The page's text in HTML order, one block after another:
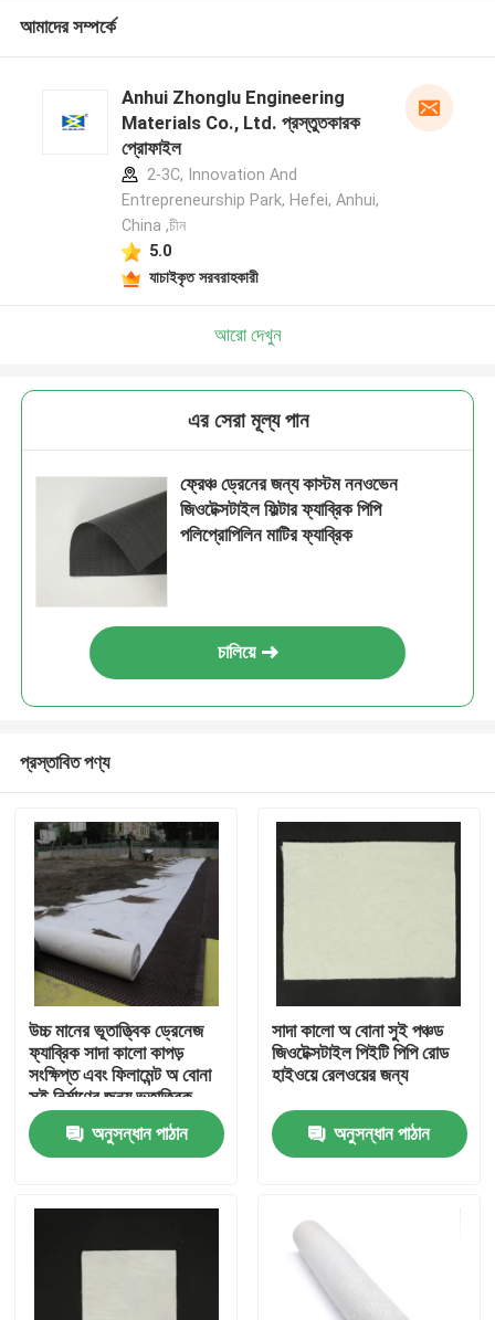
আমাদের সম্পর্কে
Anhui Zhonglu Engineering
Materials Co., Ltd. প্রস্তুতকারক
প্রোফাইল
2-3C, Innovation And
Entrepreneurship Park, Hefei, Anhui,
China ,চীন
5.0
যাচাইকৃত সরবরাহকারী
আরো দেখুন
এর সেরা মূল্য পান
ফ্রেঞ্চ ড্রেনের জন্য কাস্টম ননওভেন
জিওটেক্সটাইল ফিল্টার ফ্যাব্রিক পিপি
পলিপ্রোপিলিন মাটির ফ্যাব্রিক
চালিয়ে
প্রস্তাবিত পণ্য
উচ্চ মানের ভূতাত্ত্বিক ড্রেনেজ
ফ্যাব্রিক সাদা কালো কাপড়
সংক্ষিপ্ত এবং ফিলামেন্ট অ বোনা
সুই নির্মাণের জন্য ভূতাত্ত্বিক
অনুসন্ধান পাঠান
সাদা কালো অ বোনা সুই পঞ্চড
জিওটেক্সটাইল পিইটি পিপি রোড
হাইওয়ে রেলওয়ের জন্য
অনুসন্ধান পাঠান